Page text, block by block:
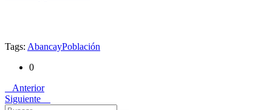
Tags: AbancayPoblación
0
Anterior
Siguiente